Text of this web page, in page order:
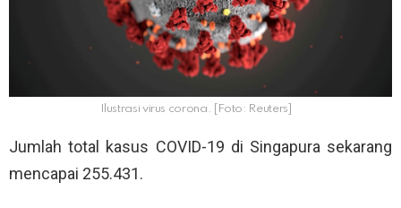
Ilustrasi virus corona. [Foto: Reuters]
Jumlah total kasus COVID-19 di Singapura sekarang
mencapai 255.431.